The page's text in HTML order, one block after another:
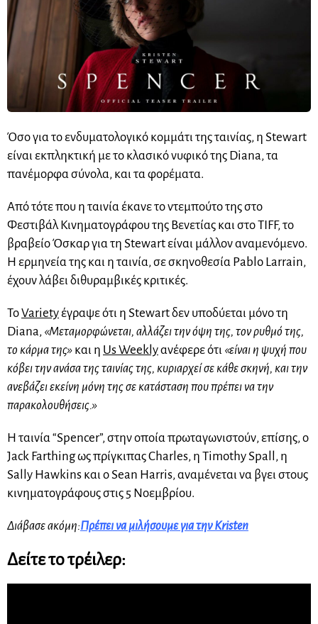
Όσο για το ενδυματολογικό κομμάτι της ταινίας, η Stewart
είναι εκπληκτική με το κλασικό νυφικό της Diana, τα
πανέμορφα σύνολα, και τα φορέματα.
Από τότε που η ταινία έκανε το ντεμπούτο της στο
Φεστιβάλ Κινηματογράφου της Βενετίας και στο TIFF, το
βραβείο Όσκαρ για τη Stewart είναι μάλλον αναμενόμενο.
Η ερμηνεία της και η ταινία, σε σκηνοθεσία Pablo Larrain,
έχουν λάβει διθυραμβικές κριτικές.
ΤοVarietyέγραψε ότι η Stewart δεν υποδύεται μόνο τη
Diana, «Μεταμορφώνεται, αλλάζει την όψη της, τον ρυθμό της,
το κάρμα της» και η Us Weeklyανέφερε ότι «είναι η ψυχή που
κόβει την ανάσα της ταινίας της, κυριαρχεί σε κάθε σκηνή, και την
ανεβάζει εκείνη μόνη της σε κατάσταση που πρέπει να την
παρακολουθήσεις.»
Η ταινία “Spencer”, στην οποία πρωταγωνιστούν, επίσης, ο
Jack Farthing ως πρίγκιπας Charles, η Timothy Spall, η
Sally Hawkins και ο Sean Harris, αναμένεται να βγει στους
κινηματογράφους στις 5 Νοεμβρίου.
Διάβασε ακόμη:Πρέπει να μιλήσουμε για την Kristen
Δείτε το τρέιλερ: